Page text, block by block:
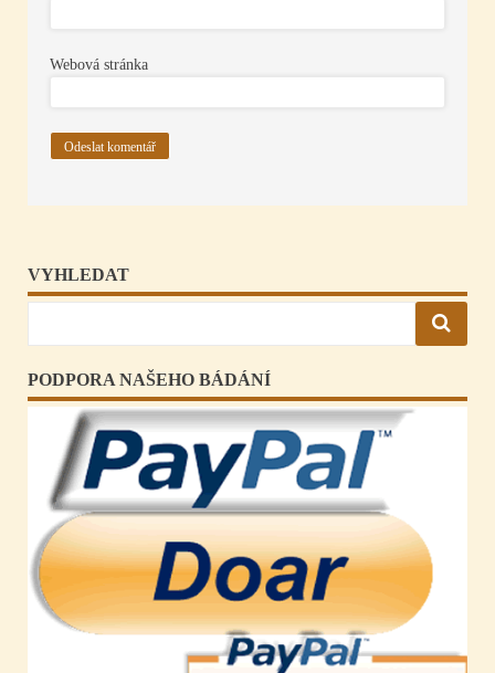
Webová stránka
VYHLEDAT
PODPORA NAŠEHO BÁDÁNÍ